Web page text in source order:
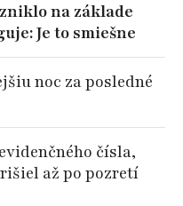
na základe
Je to smiešne
noc za posledné
čísla,
až po pozretí